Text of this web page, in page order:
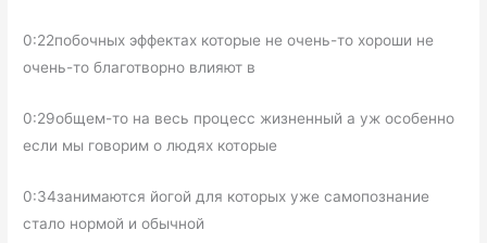
0:22побочных эффектах которые не очень-то хороши не
очень-то благотворно влияют в
0:29общем-то на весь процесс жизненный а уж особенно
если мы говорим о людях которые
0:34занимаются йогой для которых уже самопознание
стало нормой и обычной